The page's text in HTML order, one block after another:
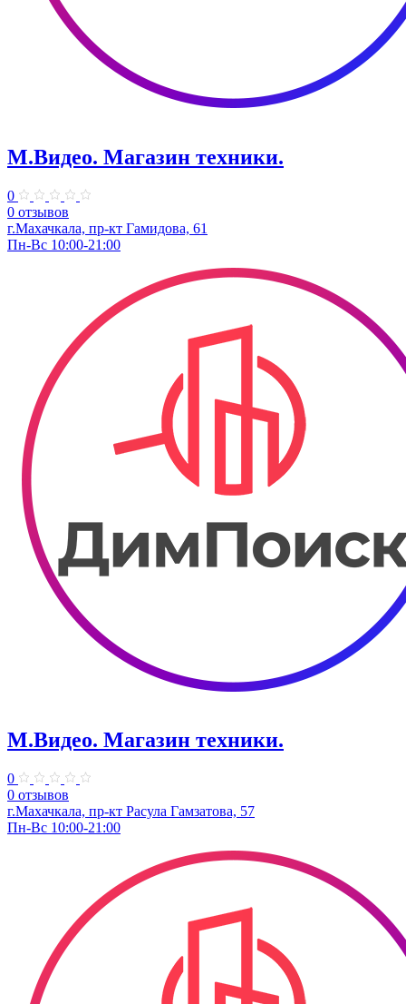
М.Видео. ​Магазин техники.
0
0 отзывов
г.Махачкала, пр-кт Гамидова, 61
Пн-Вс 10:00-21:00
М.Видео. ​Магазин техники.
0
0 отзывов
г.Махачкала, пр-кт Расула Гамзатова, 57
Пн-Вс 10:00-21:00